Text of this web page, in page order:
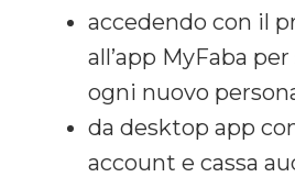
accedendo con il
all’app MyFaba
ogni nuovo
da desktop app
account e cassa